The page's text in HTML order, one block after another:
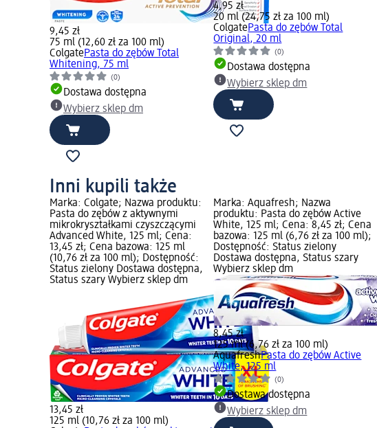
9,45 zł
75 ml (12,60 zł za 100 ml)
ColgatePasta do zębów Total
Whitening, 75 ml
(0)
Dostawa dostępna
Wybierz sklep dm
4,95 zł
20 ml (24,75 zł za 100 ml)
ColgatePasta do zębów Total
Original, 20 ml
(0)
Dostawa dostępna
Wybierz sklep dm
Inni kupili także
Marka: Colgate; Nazwa produktu:
Pasta do zębów z aktywnymi
mikrokryształkami czyszczącymi
Advanced White, 125 ml; Cena:
13,45 zł; Cena bazowa: 125 ml
(10,76 zł za 100 ml); Dostępność:
Status zielony Dostawa dostępna,
Status szary Wybierz sklep dm
13,45 zł
125 ml (10,76 zł za 100 ml)
Marka: Aquafresh; Nazwa
produktu: Pasta do zębów Active
White, 125 ml; Cena: 8,45 zł; Cena
bazowa: 125 ml (6,76 zł za 100 ml);
Dostępność: Status zielony
Dostawa dostępna, Status szary
Wybierz sklep dm
8,45 zł
125 ml (6,76 zł za 100 ml)
AquafreshPasta do zębów Active
White, 125 ml
(0)
Dostawa dostępna
Wybierz sklep dm